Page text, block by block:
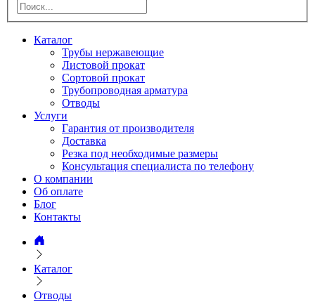
Каталог
Трубы нержавеющие
Листовой прокат
Сортовой прокат
Трубопроводная арматура
Отводы
Услуги
Гарантия от производителя
Доставка
Резка под необходимые размеры
Консультация специалиста по телефону
О компании
Об оплате
Блог
Контакты
Каталог
Отводы